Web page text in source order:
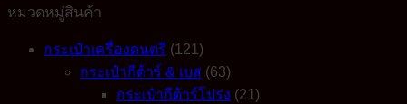
quantity
หมวดหมู่สินค้า
กระเป๋าเครื่องดนตรี (121)
กระเป๋ากีต้าร์ & เบส (63)
กระเป๋ากีต้าร์โปร่ง (21)